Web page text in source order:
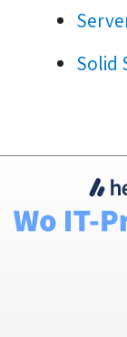
Solid